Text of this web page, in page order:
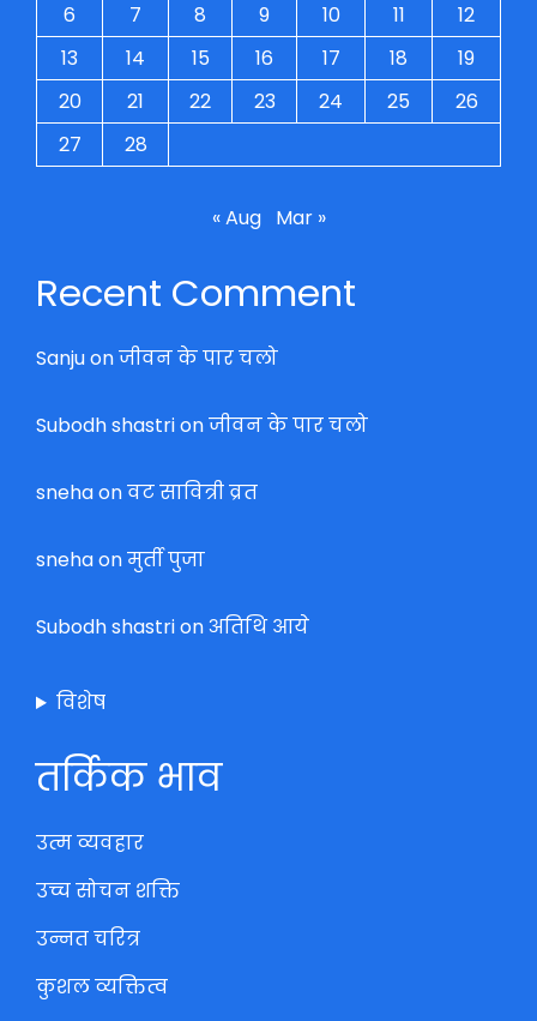
6
7 8 9 10 11
12
13
14 15 16 17 18
19
20
21 22 23 24 25
26
27
28
« Aug Mar »
Recent Comment
Sanjuonजीवन के पार चलो
Subodh shastrionजीवन के पार चलो
snehaonवट सावित्री व्रत
snehaonमुर्ती पुजा
Subodh shastrionअतिथि आये
विशेष
तर्किक भाव
उत्म व्यवहार
उच्च सोचन शक्ति
उन्नत चरित्र
कुशल व्यक्तित्व